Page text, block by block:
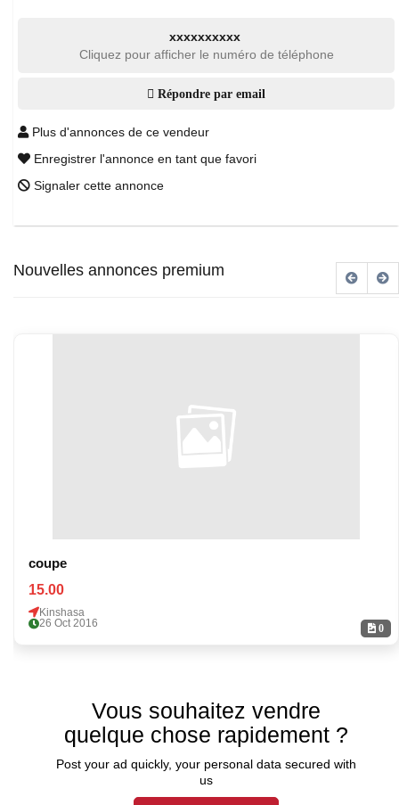
xxxxxxxxxx
Cliquez pour afficher le numéro de téléphone
Répondre par email
Plus d'annonces de ce vendeur
Enregistrer l'annonce en tant que favori
Signaler cette annonce
Nouvelles annonces premium
0
coupe
15.00
Kinshasa
26 Oct 2016
Vous souhaitez vendre
quelque chose rapidement ?
Post your ad quickly, your personal data secured with
us